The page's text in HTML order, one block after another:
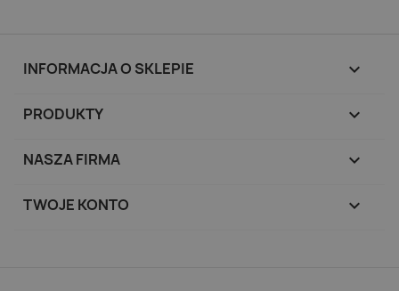
INFORMACJA O SKLEPIE keyboard_arrow_down
PRODUKTY 
NASZA FIRMA 
TWOJE KONTO 